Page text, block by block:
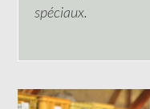
spéciaux.